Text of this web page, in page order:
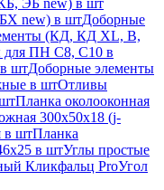
ЭБ new) в шт
new) в штДоборные
(КД, КД XL, В,
для ПН С8, С10 в
штДоборные элементы
в штОтливы
Планка околооконная
300х50х18 (j-
в штПланка
в штУглы простые
Кликфальц ProУгол